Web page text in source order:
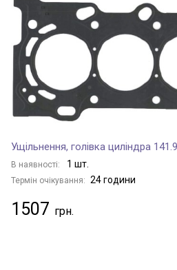
Ущільнення, голівка циліндра
В наявності: 1 шт.
Термін очікування: 24 години
1507